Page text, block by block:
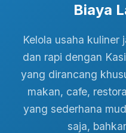
Biaya
Kelola usaha kuliner
dan rapi dengan
yang dirancang
makan, cafe,
yang sederhana
saja,